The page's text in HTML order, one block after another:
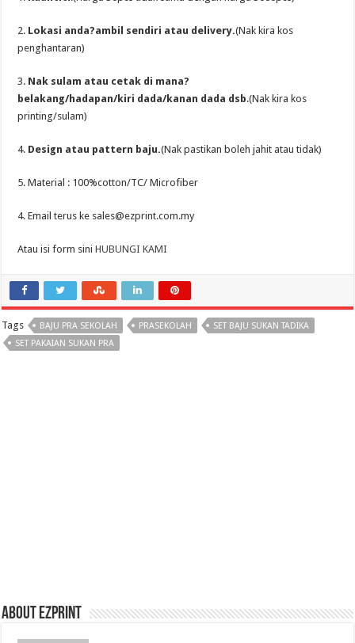
2. Lokasi anda?ambil sendiri atau delivery.(Nak kira kos
penghantaran)
3. Nak sulam atau cetak di mana?
belakang/hadapan/kiri dada/kanan dada dsb.(Nak kira kos
printing/sulam)
4. Design atau pattern baju.(Nak pastikan boleh jahit atau tidak)
5. Material : 100%cotton/TC/ Microfiber
4. Email terus ke sales@ezprint.com.my
Atau isi form siniHUBUNGI KAMI
Tags BAJU PRA SEKOLAH PRASEKOLAH
SET BAJU SUKAN TADIKA
SET PAKAIAN SUKAN PRA
About Ezprint